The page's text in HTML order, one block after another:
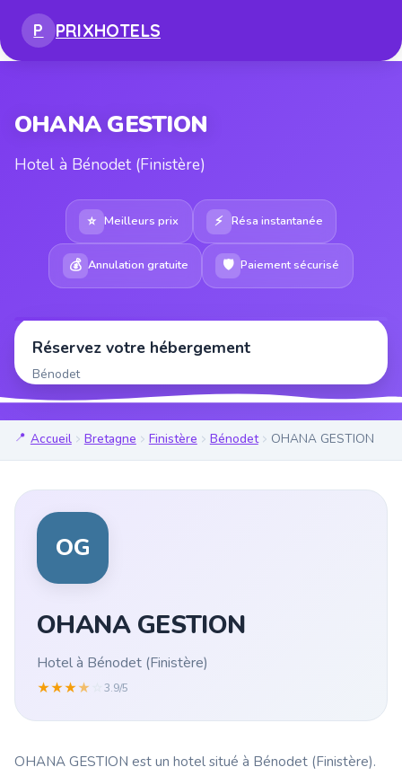
P PRIXHOTELS
OHANA GESTION
Hotel à Bénodet (Finistère)
⭐ Meilleurs prix ⚡ Résa instantanée
💰 Annulation gratuite 🛡 Paiement sécurisé
Réservez votre hébergement
Bénodet
Accueil Bretagne Finistère Bénodet OHANA GESTION
OG
OHANA GESTION
Hotel à Bénodet (Finistère)
★★★★ 3.9/5
OHANA GESTION est un hotel situé à Bénodet (Finistère).